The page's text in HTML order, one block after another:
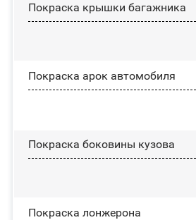
Покраска крышки багажника
Покраска арок автомобиля
Покраска боковины кузова
Покраска лонжерона